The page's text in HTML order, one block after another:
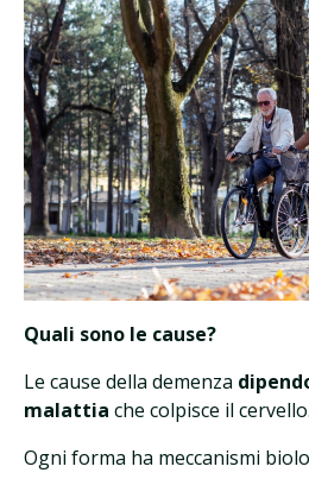
Quali sono le cause?
Le cause della demenza
malattia che colpisce il cervello.
Ogni forma ha meccanismi